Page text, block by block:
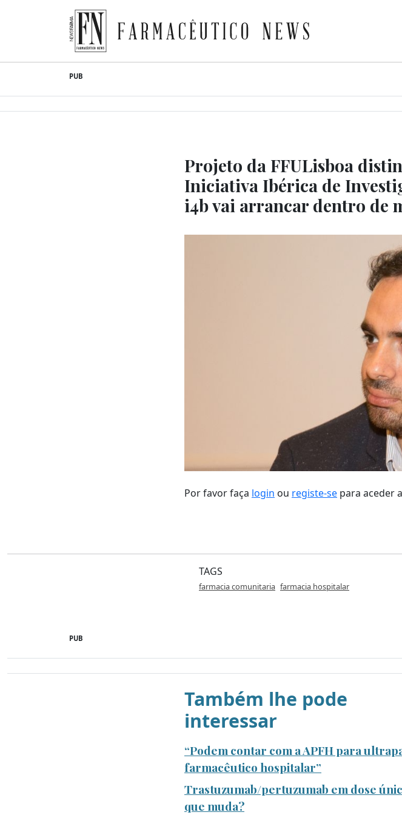
content
Farmacêutico News
PUB
Projeto da FFULisboa
Iniciativa Ibérica de
i4b vai arrancar dentro de
Por favor faça login ou registe-se para aceder
TAGS
farmacia comunitaria farmacia hospitalar
PUB
Também lhe pode
interessar
“Podem contar com a APFH para
farmacêutico hospitalar”
Trastuzumab/pertuzumab em dose
que muda?